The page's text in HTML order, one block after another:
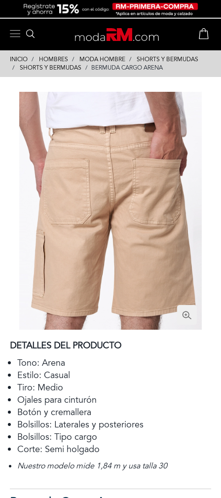
INICIO HOMBRES MODA HOMBRE
SHORTS Y BERMUDAS
SHORTS Y BERMUDAS
BERMUDA CARGO ARENA
DETALLES DEL PRODUCTO
Tono: Arena
Estilo: Casual
Tiro: Medio
Ojales para cinturón
Botón y cremallera
Bolsillos: Laterales y posteriores
Bolsillos: Tipo cargo
Corte: Semi holgado
Nuestro modelo mide 1,84 m y usa talla 30